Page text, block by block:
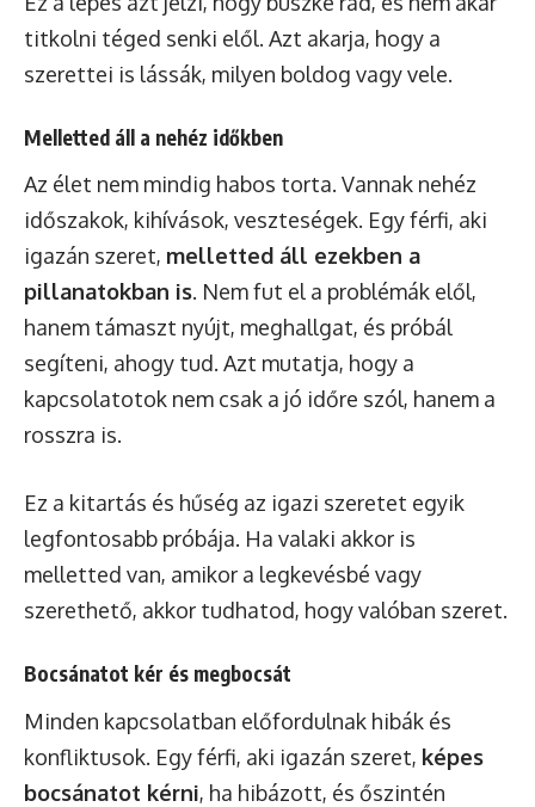
titkolni téged senki elől. Azt akarja, hogy a
szerettei is lássák, milyen boldog vagy vele.
Melletted áll a nehéz időkben
Az élet nem mindig habos torta. Vannak nehéz
időszakok, kihívások, veszteségek. Egy férfi, aki
igazán szeret, melletted áll ezekben a
pillanatokban is. Nem fut el a problémák elől,
hanem támaszt nyújt, meghallgat, és próbál
segíteni, ahogy tud. Azt mutatja, hogy a
kapcsolatotok nem csak a jó időre szól, hanem a
rosszra is.
Ez a kitartás és hűség az igazi szeretet egyik
legfontosabb próbája. Ha valaki akkor is
melletted van, amikor a legkevésbé vagy
szerethető, akkor tudhatod, hogy valóban szeret.
Bocsánatot kér és megbocsát
Minden kapcsolatban előfordulnak hibák és
konfliktusok. Egy férfi, aki igazán szeret, képes
bocsánatot kérni, ha hibázott, és őszintén